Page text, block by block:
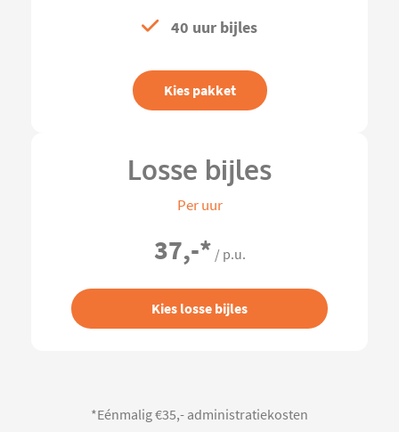
40 uur bijles
Kies pakket
Losse bijles
Per uur
37,-* / p.u.
Kies losse bijles
*Eénmalig €35,- administratiekosten